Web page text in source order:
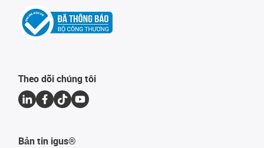
Theo dõi chúng tôi
Bản tin igus®